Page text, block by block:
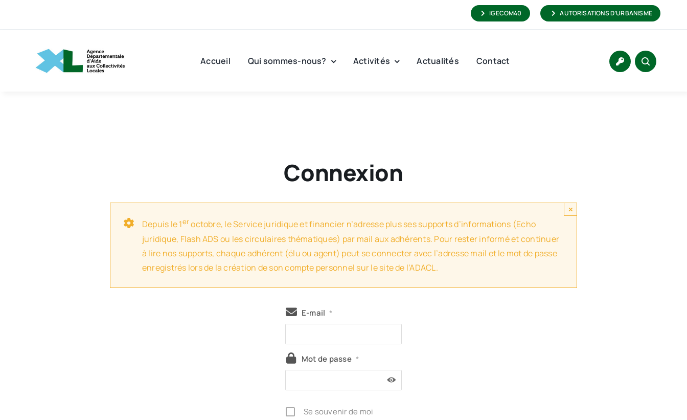
IGECOM40 AUTORISATIONS D’URBANISME
Accueil Qui sommes-nous? Activités Actualités Contact
Connexion
Depuis le 1eroctobre, le Service juridique et financier n’adresse plus ses supports d’informations (Echo
juridique, Flash ADS ou les circulaires thématiques) par mail aux adhérents. Pour rester informé et continuer
à lire nos supports, chaque adhérent (élu ou agent) peut se connecter avec l’adresse mail et le mot de passe
enregistrés lors de la création de son compte personnel sur le site de l’ADACL.
×
E-mail *
Mot de passe *
Se souvenir de moi